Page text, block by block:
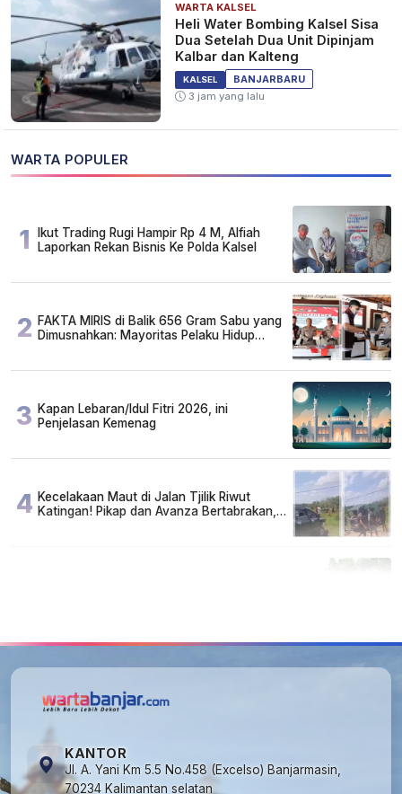
WARTA KALSEL
Heli Water Bombing Kalsel Sisa
Dua Setelah Dua Unit Dipinjam
Kalbar dan Kalteng
KALSEL
BANJARBARU
3 jam yang lalu
WARTA POPULER
1
Ikut Trading Rugi Hampir Rp 4 M, Alfiah
Laporkan Rekan Bisnis Ke Polda Kalsel
2 FAKTA MIRIS di Balik 656 Gram Sabu yang
Dimusnahkan: Mayoritas Pelaku Hidup
3 Kapan Lebaran/Idul Fitri 2026, ini
Penjelasan Kemenag
4 Kecelakaan Maut di Jalan Tjilik Riwut
Katingan! Pikap dan Avanza Bertabrakan,
KANTOR
Jl. A. Yani Km 5.5 No.458 (Excelso) Banjarmasin,
70234 Kalimantan selatan